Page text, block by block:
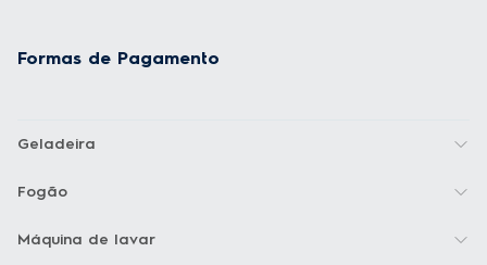
Formas de Pagamento
Geladeira
Fogão
Máquina de lavar